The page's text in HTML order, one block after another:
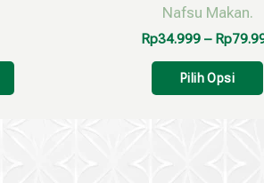
Nafsu Makan.
Rp34.999 – Rp
Pilih Opsi